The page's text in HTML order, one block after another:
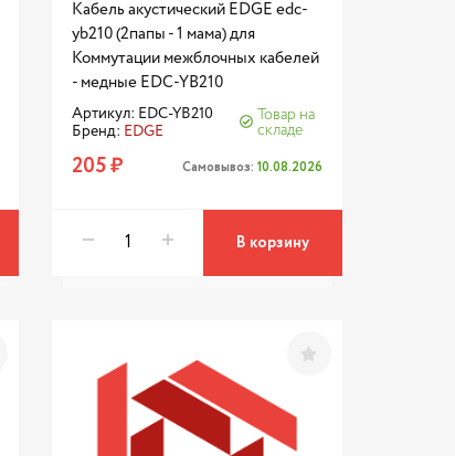
Кабель акустический EDGE edc-
yb210 (2папы - 1 мама) для
Коммутации межблочных кабелей
- медные EDC-YB210
Артикул: EDC-YB210
Бренд: EDGE
Товар на
складе
205 ₽ Самовывоз: 10.08.2026
В корзину